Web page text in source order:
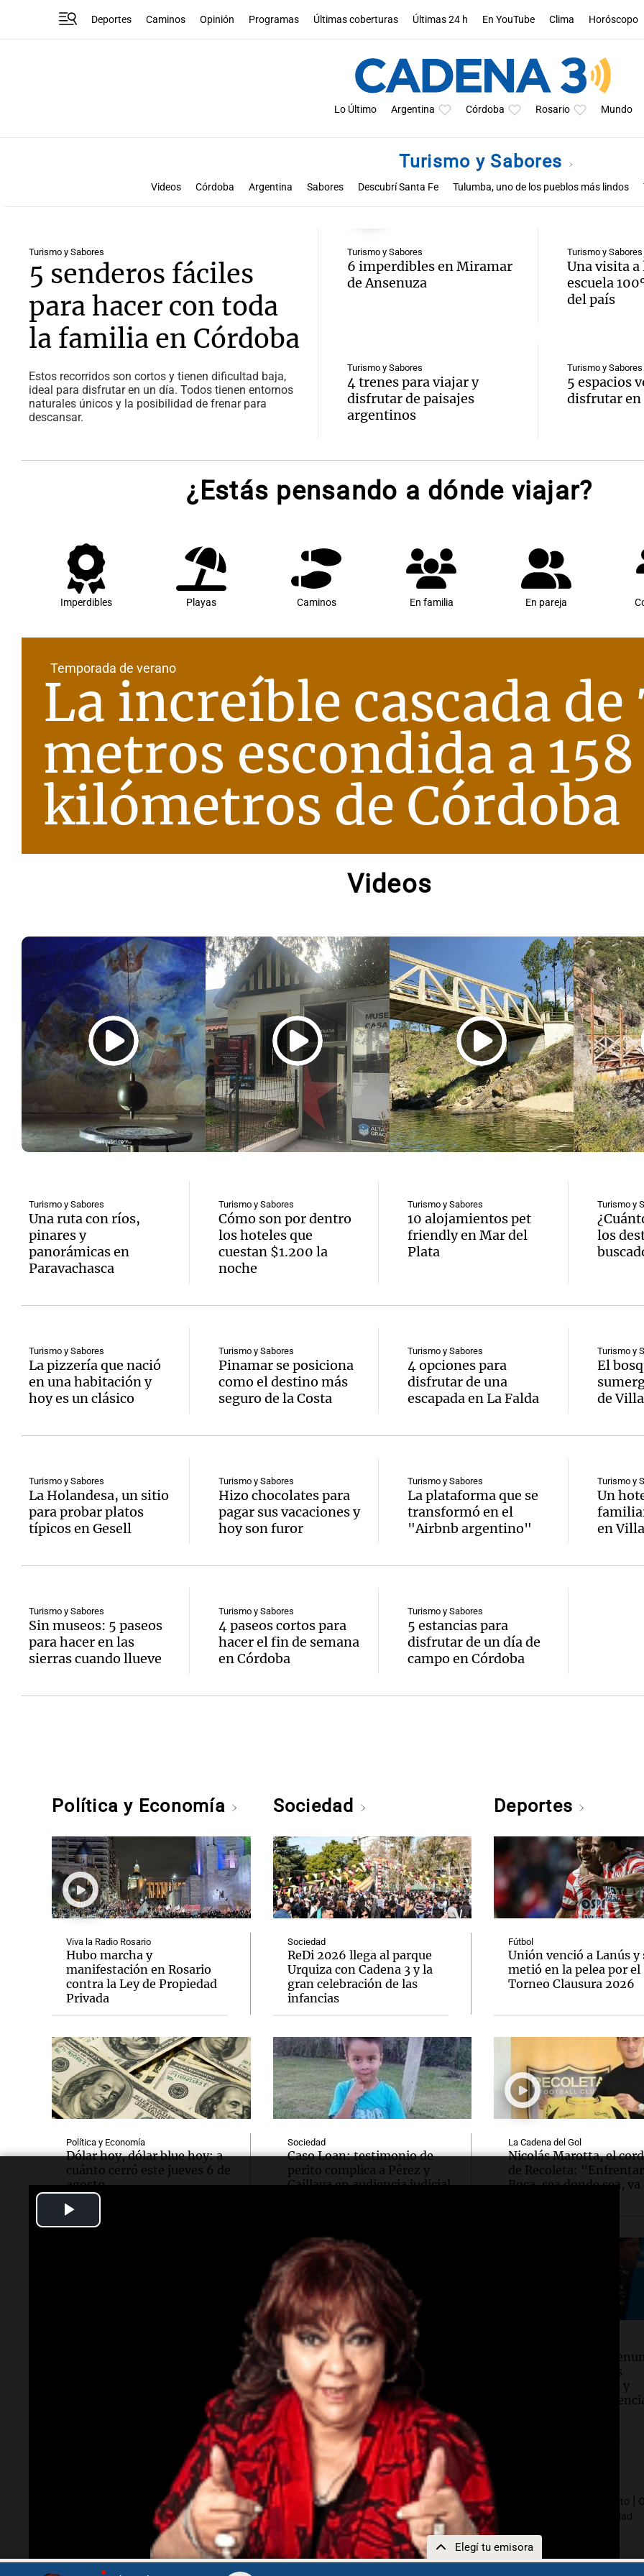
Elegí tu emisora
Deportes Caminos Opinión Programas Últimas coberturas Últimas 24 h En YouTube Clima Horóscopo
Lo Último Argentina Córdoba Rosario Mundo
Turismo y Sabores
Videos Córdoba Argentina Sabores Descubrí Santa Fe Tulumba, uno de los pueblos más lindos
Turismo y Sabores
5 senderos fáciles
para hacer con toda
la familia en Córdoba
Estos recorridos son cortos y tienen dificultad baja,
ideal para disfrutar en un día. Todos tienen entornos
naturales únicos y la posibilidad de frenar para
descansar.
Turismo y Sabores
6 imperdibles en Miramar
de Ansenuza
Turismo y Sabores
Una visita
escuela
del país
Turismo y Sabores
4 trenes para viajar y
disfrutar de paisajes
argentinos
Turismo y Sabores
5 espacios
disfrutar en
¿Estás pensando a dónde viajar?
Imperdibles Playas Caminos En familia En pareja
Temporada de verano
La increíble cascada de
metros escondida a 158
kilómetros de Córdoba
Videos
enamorarse de
Córdoba
Alta Gracia
Miguel de los Ríos
de
Turismo y Sabores
Una ruta con ríos,
pinares y
panorámicas en
Paravachasca
Turismo y Sabores
Cómo son por dentro
los hoteles que
cuestan $1.200 la
noche
Turismo y Sabores
10 alojamientos pet
friendly en Mar del
Plata
Turismo y
los
Turismo y Sabores
La pizzería que nació
en una habitación y
hoy es un clásico
Turismo y Sabores
Pinamar se posiciona
como el destino más
seguro de la Costa
Turismo y Sabores
4 opciones para
disfrutar de una
escapada en La Falda
Turismo y
El
de
Turismo y Sabores
La Holandesa, un sitio
para probar platos
típicos en Gesell
Turismo y Sabores
Hizo chocolates para
pagar sus vacaciones y
hoy son furor
Turismo y Sabores
La plataforma que se
transformó en el
"Airbnb argentino"
Turismo y
Un
en
Turismo y Sabores
Sin museos: 5 paseos
para hacer en las
sierras cuando llueve
Turismo y Sabores
4 paseos cortos para
hacer el fin de semana
en Córdoba
Turismo y Sabores
5 estancias para
disfrutar de un día de
campo en Córdoba
Política y Economía
Viva la Radio Rosario
Hubo marcha y
manifestación en Rosario
contra la Ley de Propiedad
Privada
Política y Economía
Dólar hoy, dólar blue hoy: a
cuánto cerró este jueves 6 de
agosto
Sociedad
Sociedad
ReDi 2026 llega al parque
Urquiza con Cadena 3 y la
gran celebración de las
infancias
Sociedad
Caso Loan: testimonio de
perito complica a Pérez y
Caillava en audiencia judicial
Sociedad
Declaraciones del enfermero
Almirón sobre Maradona
revelan detalles de la noche
previa a su muerte
Deportes
Fútbol
Unión venció a Lanús y
metió en la pelea por el
Torneo Clausura 2026
La Cadena del Gol
Nicolás Marotta, el
de Recoleta:
Boca, sea donde sea, va
Franco Colapinto
un robo durante sus
vacaciones en Italia y
comparte su
Descargá nuestra App
Nuestros padres fundadores| Por siempre Mario| Cadena 3 Comercial Contacto |
La Popu| Integrar nuestra red| Aviso Legal Política de Privacidad
Mundial 2026 La Sole en Cadena 3 El huracán de Arequito Cadena 3